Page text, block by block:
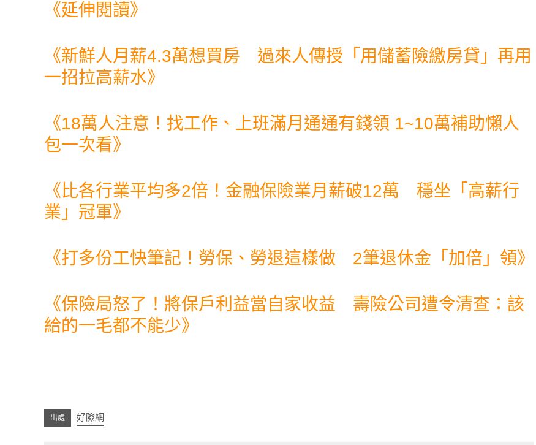
《延伸閱讀》
《新鮮人月薪4.3萬想買房 過來人傳授「用儲蓄險繳房貸」再用
一招拉高薪水》
《18萬人注意！找工作、上班滿月通通有錢領 1~10萬補助懶人
包一次看》
《比各行業平均多2倍！金融保險業月薪破12萬 穩坐「高薪行
業」冠軍》
《打多份工快筆記！勞保、勞退這樣做 2筆退休金「加倍」領》
《保險局怒了！將保戶利益當自家收益 壽險公司遭令清查：該
給的一毛都不能少》
好險網